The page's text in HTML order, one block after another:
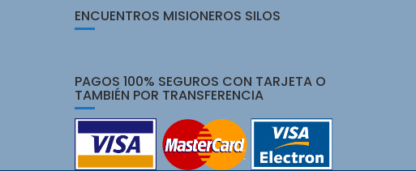
ENCUENTROS MISIONEROS SILOS
PAGOS 100% SEGUROS CON TARJETA O
TAMBIÉN POR TRANSFERENCIA